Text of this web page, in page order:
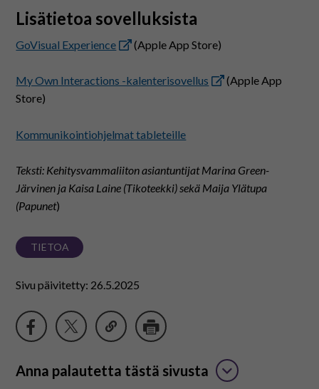
Lisätietoa sovelluksista
GoVisual Experience (Apple App Store)
My Own Interactions -kalenterisovellus
(Apple App
Store)
Kommunikointiohjelmat tableteille
Teksti: Kehitysvammaliiton asiantuntijat Marina Green-
Järvinen ja Kaisa Laine (Tikoteekki) sekä Maija Ylätupa
(Papunet)
TIETOA
Sivu päivitetty: 26.5.2025
Anna palautetta tästä sivusta